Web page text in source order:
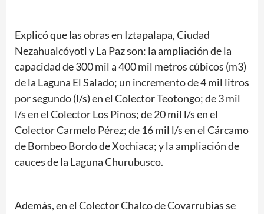
Explicó que las obras en Iztapalapa, Ciudad
Nezahualcóyotl y La Paz son: la ampliación de la
capacidad de 300 mil a 400 mil metros cúbicos (m3)
de la Laguna El Salado; un incremento de 4 mil litros
por segundo (l/s) en el Colector Teotongo; de 3 mil
l/s en el Colector Los Pinos; de 20 mil l/s en el
Colector Carmelo Pérez; de 16 mil l/s en el Cárcamo
de Bombeo Bordo de Xochiaca; y la ampliación de
cauces de la Laguna Churubusco.
Además, en el Colector Chalco de Covarrubias se